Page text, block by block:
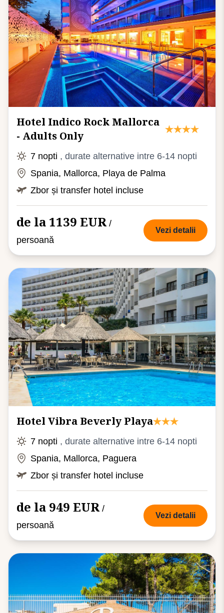
Hotel Indico Rock Mallorca
- Adults Only
7 nopti , durate alternative intre 6-14 nopti
Spania, Mallorca, Playa de Palma
Zbor și transfer hotel incluse
de la 1139 EUR /
persoană
Vezi detalii
Hotel Vibra Beverly Playa
7 nopti , durate alternative intre 6-14 nopti
Spania, Mallorca, Paguera
Zbor și transfer hotel incluse
de la 949 EUR /
persoană
Vezi detalii